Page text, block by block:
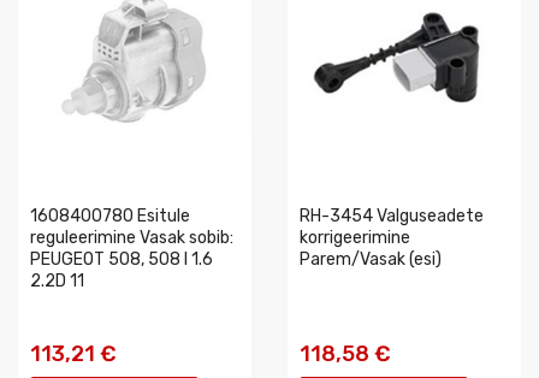
1608400780 Esitule
reguleerimine Vasak sobib:
PEUGEOT 508, 508 I 1.6
2.2D 11
113,21 €
RH-3454 Valguseadete
korrigeerimine
Parem/Vasak (esi)
118,58 €